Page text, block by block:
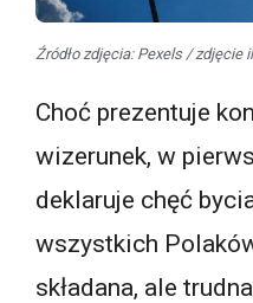
Źródło zdjęcia: Pexels / zdjęcie
Choć prezentuje
wizerunek, w
deklaruje chęć
wszystkich
składana, ale